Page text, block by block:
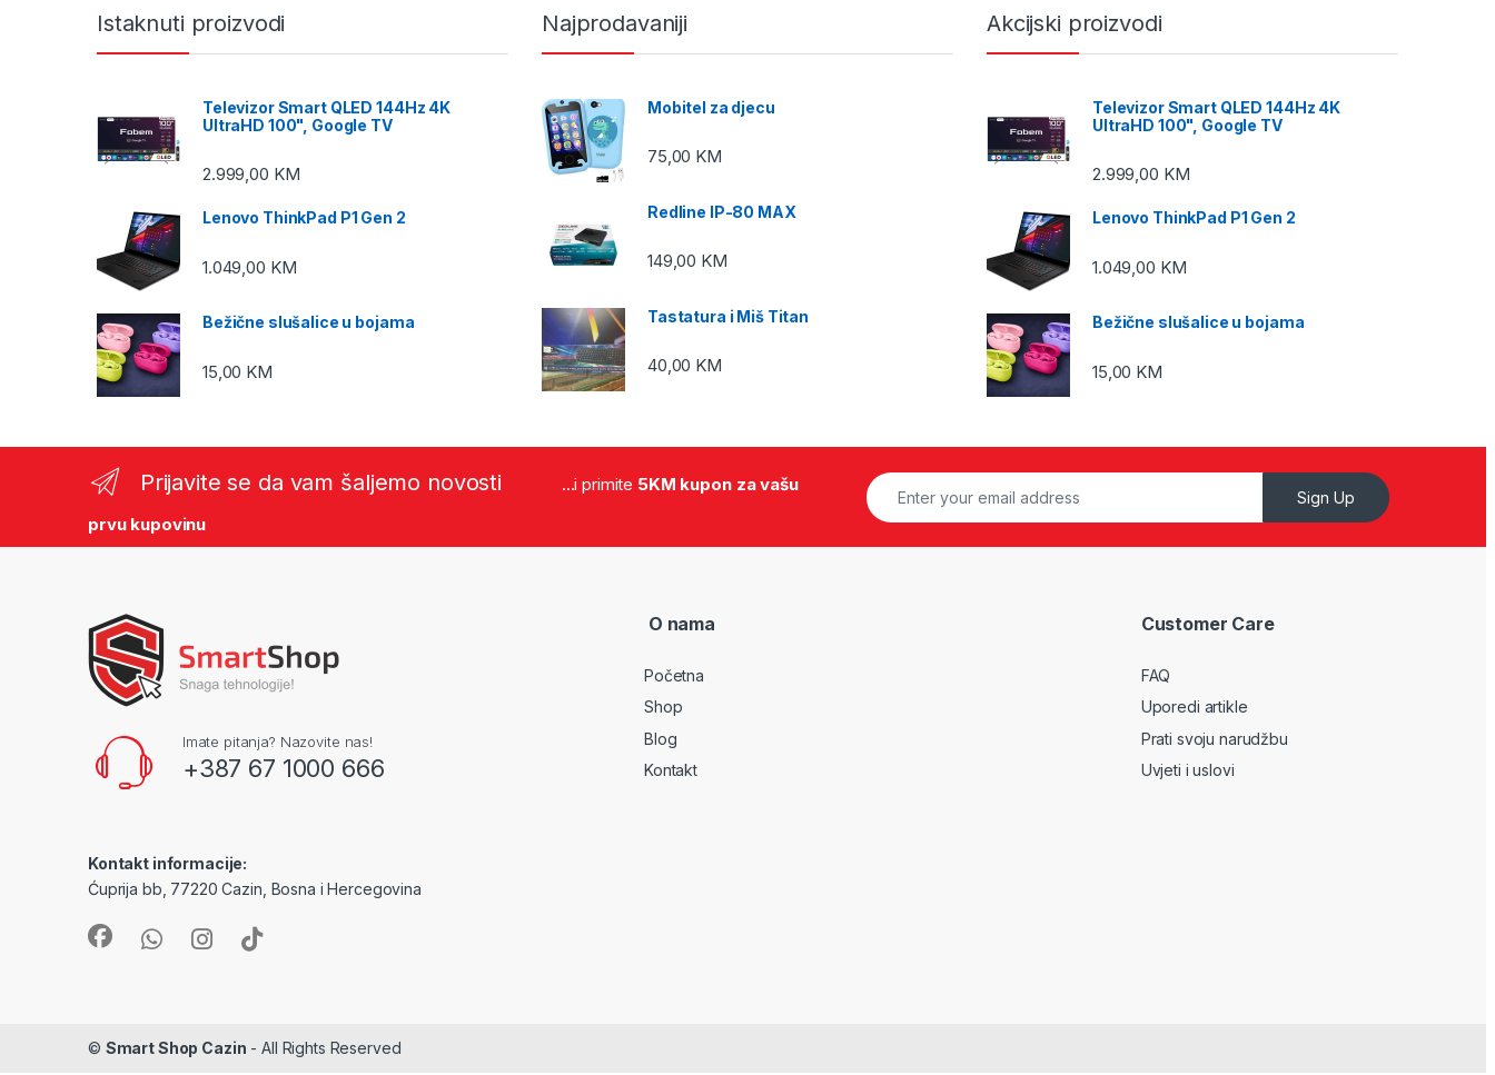
Istaknuti proizvodi
Televizor Smart QLED 144Hz 4K
UltraHD 100", Google TV
2.999,00 KM
Lenovo ThinkPad P1 Gen 2
1.049,00 KM
Bežične slušalice u bojama
15,00 KM
Najprodavaniji
Mobitel za djecu
75,00 KM
Redline IP-80 MAX
149,00 KM
Tastatura i Miš Titan
40,00 KM
Akcijski proizvodi
Televizor Smart QLED 144Hz 4K
UltraHD 100", Google TV
2.999,00 KM
Lenovo ThinkPad P1 Gen 2
1.049,00 KM
Bežične slušalice u bojama
15,00 KM
Prijavite se da vam šaljemo novosti ...i primite 5KM kupon za vašu
prvu kupovinu
Sign Up
Imate pitanja? Nazovite nas!
+387 67 1000 666
Kontakt informacije:
Ćuprija bb, 77220 Cazin, Bosna i Hercegovina
O nama
Početna
Shop
Blog
Kontakt
Customer Care
FAQ
Uporedi artikle
Prati svoju narudžbu
Uvjeti i uslovi
© Smart Shop Cazin - All Rights Reserved